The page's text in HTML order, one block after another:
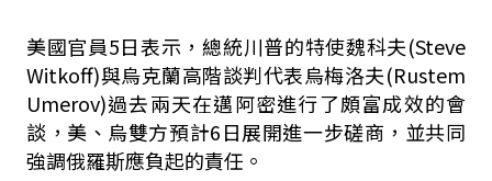
美國官員5日表示，總統川普的特使魏科夫(Steve
Witkoff)與烏克蘭高階談判代表烏梅洛夫(Rustem
Umerov)過去兩天在邁阿密進行了頗富成效的會
談，美、烏雙方預計6日展開進一步磋商，並共同
強調俄羅斯應負起的責任。